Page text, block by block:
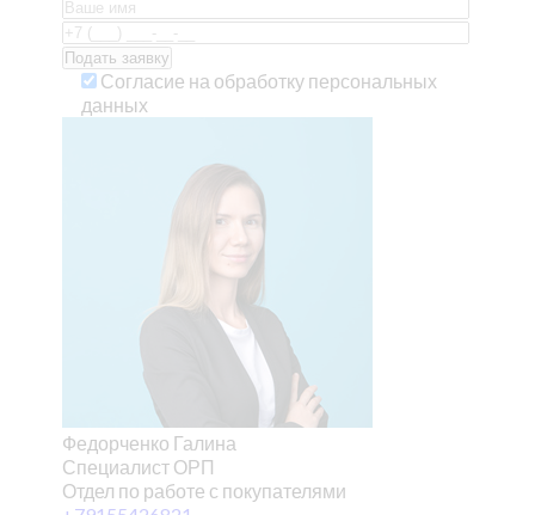
Согласие на обработку персональных
данных
Федорченко Галина
Специалист ОРП
Отдел по работе с покупателями